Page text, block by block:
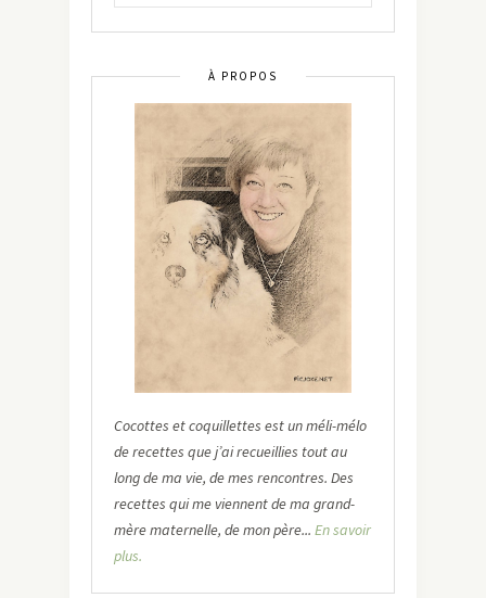
À PROPOS
Cocottes et coquillettes est un méli-mélo
de recettes que j’ai recueillies tout au
long de ma vie, de mes rencontres. Des
recettes qui me viennent de ma grand-
mère maternelle, de mon père... En savoir
plus.